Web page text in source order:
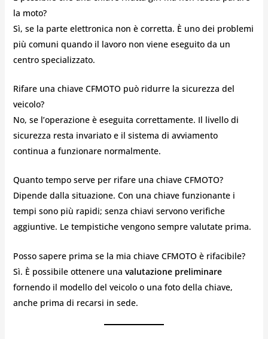
la moto?
Sì, se la parte elettronica non è corretta. È uno dei problemi
più comuni quando il lavoro non viene eseguito da un
centro specializzato.
Rifare una chiave CFMOTO può ridurre la sicurezza del
veicolo?
No, se l’operazione è eseguita correttamente. Il livello di
sicurezza resta invariato e il sistema di avviamento
continua a funzionare normalmente.
Quanto tempo serve per rifare una chiave CFMOTO?
Dipende dalla situazione. Con una chiave funzionante i
tempi sono più rapidi; senza chiavi servono verifiche
aggiuntive. Le tempistiche vengono sempre valutate prima.
Posso sapere prima se la mia chiave CFMOTO è rifacibile?
Sì. È possibile ottenere una valutazione preliminare
fornendo il modello del veicolo o una foto della chiave,
anche prima di recarsi in sede.